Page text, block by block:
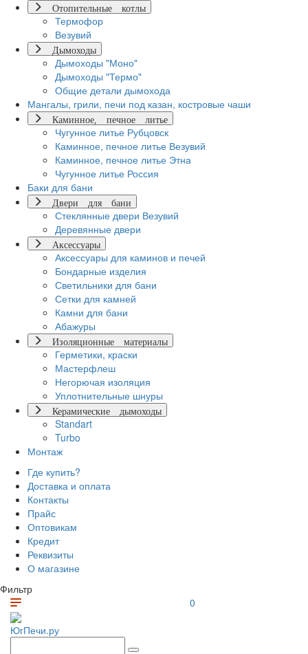
Отопительные котлы
Термофор
Везувий
Дымоходы
Дымоходы "Моно"
Дымоходы "Термо"
Общие детали дымохода
Мангалы, грили, печи под казан, костровые чаши
Каминное, печное литье
Чугунное литье Рубцовск
Каминное, печное литье Везувий
Каминное, печное литье Этна
Чугунное литье Россия
Баки для бани
Двери для бани
Стеклянные двери Везувий
Деревянные двери
Аксессуары
Аксессуары для каминов и печей
Бондарные изделия
Светильники для бани
Сетки для камней
Камни для бани
Абажуры
Изоляционные материалы
Герметики, краски
Мастерфлеш
Негорючая изоляция
Уплотнительные шнуры
Керамические дымоходы
Standart
Turbo
Монтаж
Где купить?
Доставка и оплата
Контакты
Прайс
Оптовикам
Кредит
Реквизиты
О магазине
Фильтр
ЮгПечи.ру
0